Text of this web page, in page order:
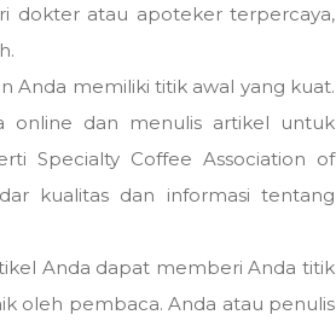
dokter atau apoteker terpercaya,
Anda memiliki titik awal yang kuat.
online dan menulis artikel untuk
Specialty Coffee Association of
kualitas dan informasi tentang
Anda dapat memberi Anda titik
oleh pembaca. Anda atau penulis